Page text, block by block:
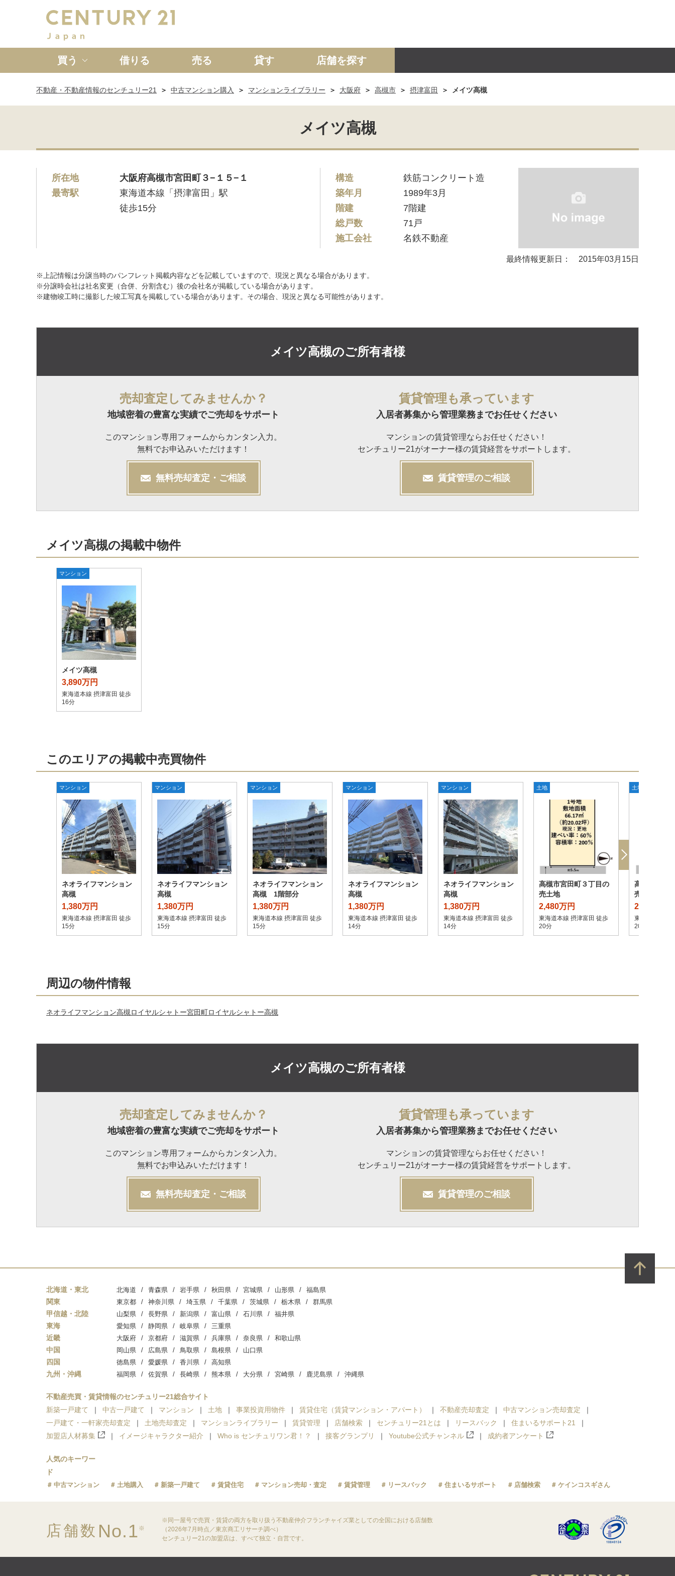
買う
新築一戸建て 中古一戸建て マンション 土地 事業投資用
借りる 売る 貸す 店舗を探す
不動産・不動産情報のセンチュリー21 中古マンション購入 マンションライブラリー 大阪府 高槻市 摂津富田 メイツ高槻
メイツ高槻
所在地
大阪府高槻市宮田町３−１５−１
最寄駅
東海道本線「摂津富田」駅
徒歩15分
構造
鉄筋コンクリート造
築年月
1989年3月
階建
7階建
総戸数
71戸
施工会社
名鉄不動産
最終情報更新日： 2015年03月15日
※上記情報は分譲当時のパンフレット掲載内容などを記載していますので、現況と異なる場合があります。
※分譲時会社は社名変更（合併、分割含む）後の会社名が掲載している場合があります。
※建物竣工時に撮影した竣工写真を掲載している場合があります。その場合、現況と異なる可能性があります。
メイツ高槻のご所有者様
売却査定してみませんか？
地域密着の豊富な実績でご売却をサポート
このマンション専用フォームからカンタン入力。
無料でお申込みいただけます！
無料売却査定・ご相談
賃貸管理も承っています
入居者募集から管理業務までお任せください
マンションの賃貸管理ならお任せください！
センチュリー21がオーナー様の賃貸経営をサポートします。
賃貸管理のご相談
メイツ高槻の掲載中物件
マンション
メイツ高槻
3,890万円
東海道本線 摂津富田 徒歩
16分
このエリアの掲載中売買物件
マンション
ネオライフマンション
高槻
1,380万円
東海道本線 摂津富田 徒歩
15分
マンション
ネオライフマンション
高槻
1,380万円
東海道本線 摂津富田 徒歩
15分
マンション
ネオライフマンション
高槻 1階部分
1,380万円
東海道本線 摂津富田 徒歩
15分
マンション
ネオライフマンション
高槻
1,380万円
東海道本線 摂津富田 徒歩
14分
マンション
ネオライフマンション
高槻
1,380万円
東海道本線 摂津富田 徒歩
14分
土地
高槻市宮田町３丁目の
売土地
2,480万円
東海道本線 摂津富田 徒歩
20分
土地
高槻市宮田
売土地
2,480万円
東海道本線 摂
20分
周辺の物件情報
ネオライフマンション高槻 ロイヤルシャトー宮田町ロイヤルシャトー高槻
メイツ高槻のご所有者様
売却査定してみませんか？
地域密着の豊富な実績でご売却をサポート
このマンション専用フォームからカンタン入力。
無料でお申込みいただけます！
無料売却査定・ご相談
賃貸管理も承っています
入居者募集から管理業務までお任せください
マンションの賃貸管理ならお任せください！
センチュリー21がオーナー様の賃貸経営をサポートします。
賃貸管理のご相談
北海道・東北 北海道 青森県 岩手県 秋田県 宮城県 山形県 福島県
関東 東京都 神奈川県 埼玉県 千葉県 茨城県 栃木県 群馬県
甲信越・北陸 山梨県 長野県 新潟県 富山県 石川県 福井県
東海 愛知県 静岡県 岐阜県 三重県
近畿 大阪府 京都府 滋賀県 兵庫県 奈良県 和歌山県
中国 岡山県 広島県 鳥取県 島根県 山口県
四国 徳島県 愛媛県 香川県 高知県
九州・沖縄 福岡県 佐賀県 長崎県 熊本県 大分県 宮崎県 鹿児島県 沖縄県
不動産売買・賃貸情報のセンチュリー21総合サイト
新築一戸建て
中古一戸建て マンション 土地 事業投資用物件 賃貸住宅（賃貸マンション・アパート） 不動産売却査定
中古マンション売却査定
一戸建て・一軒家売却査定
土地売却査定 マンションライブラリー 賃貸管理 店舗検索 センチュリー21とは リースバック
住まいるサポート21
加盟店人材募集
イメージキャラクター紹介 Who is センチュリワン君！？ 接客グランプリ Youtube公式チャンネル 成約者アンケート
人気のキーワー
ド
中古マンション 土地購入 新築一戸建て 賃貸住宅 マンション売却・査定 賃貸管理 リースバック 住まいるサポート 店舗検索 ケインコスギさん
店舗数 No.1 ※
※同一屋号で売買・賃貸の両方を取り扱う不動産仲介フランチャイズ業としての全国における店舗数
（2026年7月時点／東京商工リサーチ調べ）
センチュリー21の加盟店は、すべて独立・自営です。